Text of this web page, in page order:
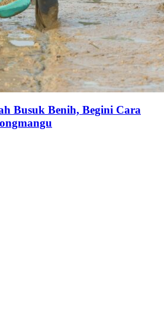
Busuk Benih, Begini Cara